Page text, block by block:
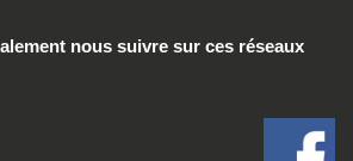
nous suivre sur ces réseaux